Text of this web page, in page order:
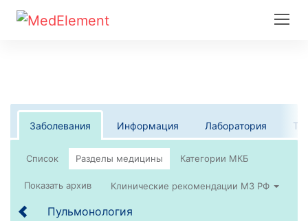
Заболевания Информация Лаборатория
Список
Клинические рекомендации МЗ РФ
Пульмонология